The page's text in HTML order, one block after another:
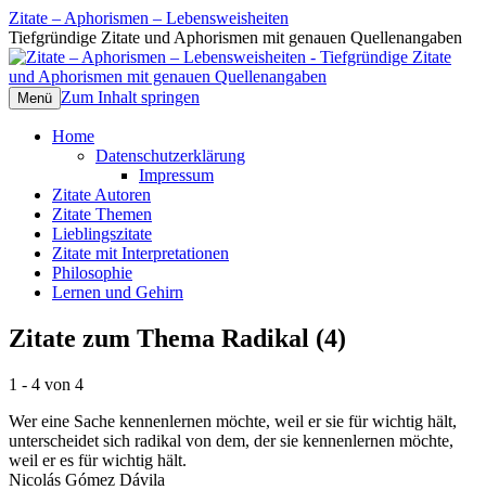
Zitate – Aphorismen – Lebensweisheiten
Tiefgründige Zitate und Aphorismen mit genauen Quellenangaben
Menü Zum Inhalt springen
Home
Datenschutzerklärung
Impressum
Zitate Autoren
Zitate Themen
Lieblingszitate
Zitate mit Interpretationen
Philosophie
Lernen und Gehirn
Zitate zum Thema Radikal (4)
1 - 4 von 4
Wer eine Sache kennenlernen möchte, weil er sie für wichtig hält,
unterscheidet sich radikal von dem, der sie kennenlernen möchte,
weil er es für wichtig hält.
Nicolás Gómez Dávila